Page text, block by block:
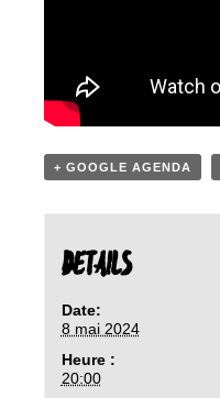
+ GOOGLE AGENDA
DETAILS
Date:
8 mai 2024
Heure :
20:00